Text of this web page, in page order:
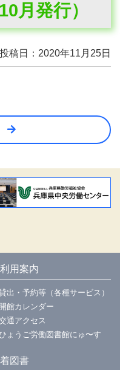
月発行）
投稿日：2020年11月25日
用案内
出・予約等（各種サービス）
開館カレンダー
通アクセス
ょうご労働図書館にゅ〜す
図書